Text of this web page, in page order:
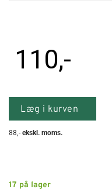
17 på lager
110,-
Læg i kurven
88,- ekskl. moms.